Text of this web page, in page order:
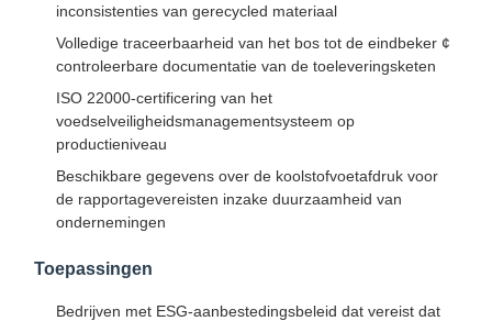
inconsistenties van gerecycled materiaal
Volledige traceerbaarheid van het bos tot de eindbeker ¢
controleerbare documentatie van de toeleveringsketen
ISO 22000-certificering van het
voedselveiligheidsmanagementsysteem op
productieniveau
Beschikbare gegevens over de koolstofvoetafdruk voor
de rapportagevereisten inzake duurzaamheid van
ondernemingen
Toepassingen
Bedrijven met ESG-aanbestedingsbeleid dat vereist dat